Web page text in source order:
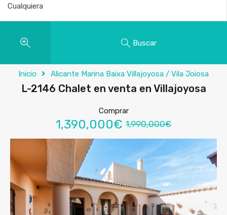
Buscar
Inicio Alicante Marina Baixa Villajoyosa / Vila Joiosa
L-2146 Chalet en venta en Villajoyosa
Comprar
1,390,000€ 1,990,000€